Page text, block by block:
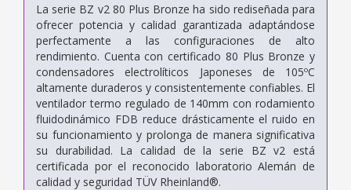
La serie BZ v2 80 Plus Bronze ha sido rediseñada para
ofrecer potencia y calidad garantizada adaptándose
perfectamente a las configuraciones de alto
rendimiento. Cuenta con certificado 80 Plus Bronze y
condensadores electrolíticos Japoneses de 105ºC
altamente duraderos y consistentemente confiables. El
ventilador termo regulado de 140mm con rodamiento
fluidodinámico FDB reduce drásticamente el ruido en
su funcionamiento y prolonga de manera significativa
su durabilidad. La calidad de la serie BZ v2 está
certificada por el reconocido laboratorio Alemán de
calidad y seguridad TÜV Rheinland®.